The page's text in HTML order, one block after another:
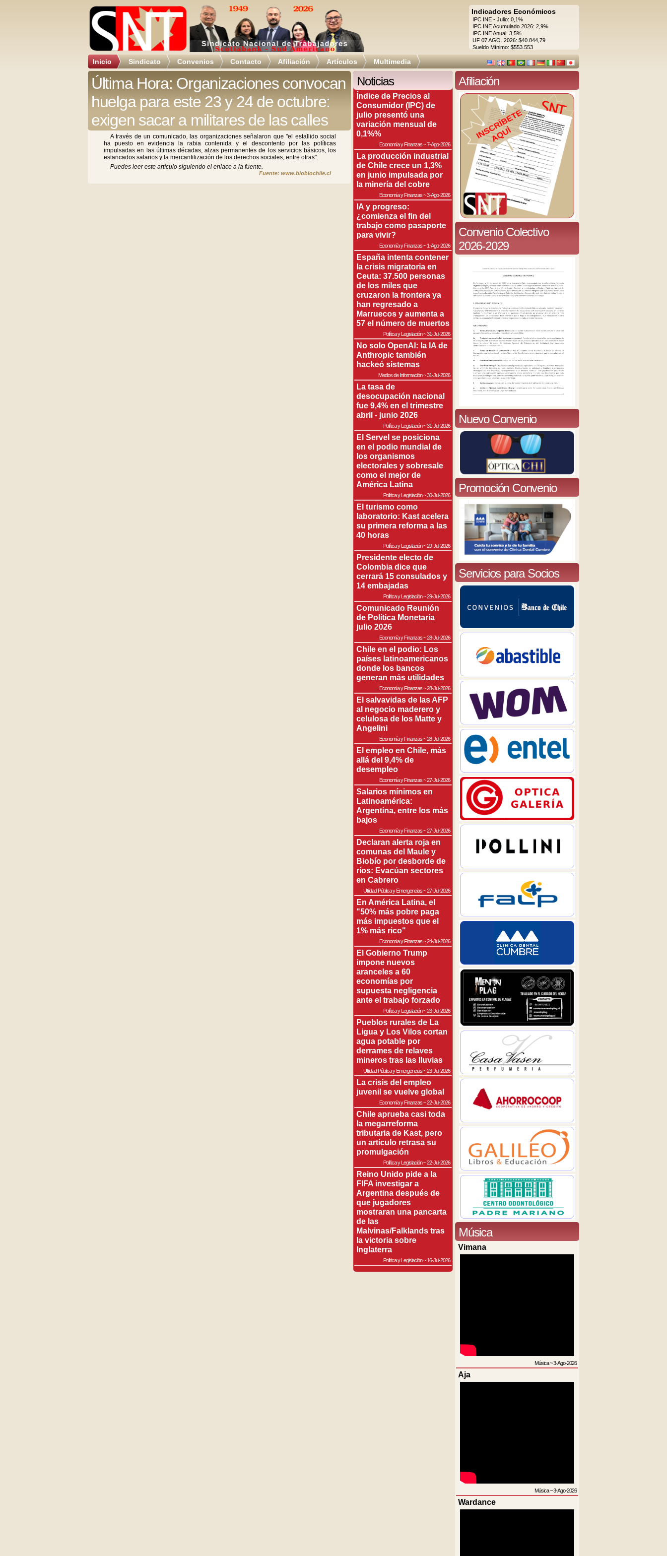
Indicadores Económicos
IPC INE - Julio: 0,1%
IPC INE Acumulado 2026: 2,9%
IPC INE Anual: 3,5%
UF 07 AGO. 2026: $40.844,79
Sueldo Mínimo: $553.553
Inicio Sindicato Convenios Contacto Afiliación Artículos Multimedia
Última Hora: Organizaciones convocan
huelga para este 23 y 24 de octubre:
exigen sacar a militares de las calles
A través de un comunicado, las organizaciones señalaron que "el estallido social
ha puesto en evidencia la rabia contenida y el descontento por las políticas
impulsadas en las últimas décadas, alzas permanentes de los servicios básicos, los
estancados salarios y la mercantilización de los derechos sociales, entre otras".
Puedes leer este artículo siguiendo el enlace a la fuente.
Fuente: www.biobiochile.cl
Noticias
Índice de Precios al
Consumidor (IPC) de
julio presentó una
variación mensual de
0,1%%
Economía y Finanzas~7-Ago-2026
La producción industrial
de Chile crece un 1,3%
en junio impulsada por
la minería del cobre
Economía y Finanzas~3-Ago-2026
IA y progreso:
¿comienza el fin del
trabajo como pasaporte
para vivir?
Economía y Finanzas~1-Ago-2026
España intenta contener
la crisis migratoria en
Ceuta: 37.500 personas
de los miles que
cruzaron la frontera ya
han regresado a
Marruecos y aumenta a
57 el número de muertos
Política y Legislación~31-Jul-2026
No solo OpenAI: la IA de
Anthropic también
hackeó sistemas
Medios de Información~31-Jul-2026
La tasa de
desocupación nacional
fue 9,4% en el trimestre
abril - junio 2026
Política y Legislación~31-Jul-2026
El Servel se posiciona
en el podio mundial de
los organismos
electorales y sobresale
como el mejor de
América Latina
Política y Legislación~30-Jul-2026
El turismo como
laboratorio: Kast acelera
su primera reforma a las
40 horas
Política y Legislación~29-Jul-2026
Presidente electo de
Colombia dice que
cerrará 15 consulados y
14 embajadas
Política y Legislación~29-Jul-2026
Comunicado Reunión
de Política Monetaria
julio 2026
Economía y Finanzas~28-Jul-2026
Chile en el podio: Los
países latinoamericanos
donde los bancos
generan más utilidades
Economía y Finanzas~28-Jul-2026
El salvavidas de las AFP
al negocio maderero y
celulosa de los Matte y
Angelini
Economía y Finanzas~28-Jul-2026
El empleo en Chile, más
allá del 9,4% de
desempleo
Economía y Finanzas~27-Jul-2026
Salarios mínimos en
Latinoamérica:
Argentina, entre los más
bajos
Economía y Finanzas~27-Jul-2026
Declaran alerta roja en
comunas del Maule y
Biobío por desborde de
ríos: Evacúan sectores
en Cabrero
Utilidad Pública y Emergencias~27-Jul-2026
En América Latina, el
"50% más pobre paga
más impuestos que el
1% más rico"
Economía y Finanzas~24-Jul-2026
El Gobierno Trump
impone nuevos
aranceles a 60
economías por
supuesta negligencia
ante el trabajo forzado
Política y Legislación~23-Jul-2026
Pueblos rurales de La
Ligua y Los Vilos cortan
agua potable por
derrames de relaves
mineros tras las lluvias
Utilidad Pública y Emergencias~23-Jul-2026
La crisis del empleo
juvenil se vuelve global
Economía y Finanzas~22-Jul-2026
Chile aprueba casi toda
la megarreforma
tributaria de Kast, pero
un artículo retrasa su
promulgación
Política y Legislación~22-Jul-2026
Reino Unido pide a la
FIFA investigar a
Argentina después de
que jugadores
mostraran una pancarta
de las
Malvinas/Falklands tras
la victoria sobre
Inglaterra
Política y Legislación~16-Jul-2026
Afiliación
Convenio Colectivo
2026-2029
Nuevo Convenio
Promoción Convenio
Servicios para Socios
Música
Vimana
Música~3-Ago-2026
Aja
Música~3-Ago-2026
Wardance